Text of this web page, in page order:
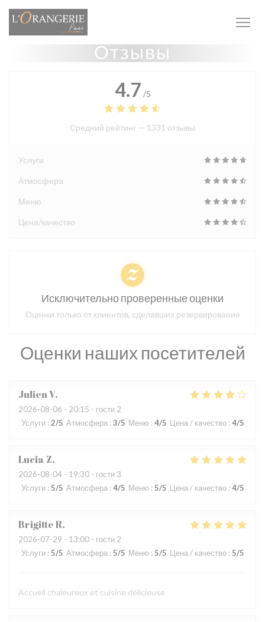
Панель управления cookies
Отзывы
Оценки наших посетителей
JulienV
2026-08-06 - 20:15 - гости 2
Услуги : 2/5 Атмосфера : 3/5 Меню : 4/5 Цена / качество : 4/5
Lucia Z
2026-08-04 - 19:30 - гости 3
Услуги : 5/5 Атмосфера : 4/5 Меню : 5/5 Цена / качество : 4/5
BrigitteR
2026-07-29 - 13:00 - гости 2
Услуги : 5/5 Атмосфера : 5/5 Меню : 5/5 Цена / качество : 5/5
Accueil chaleureux et cuisine délicieuse
4.7 /5
Средний рейтинг — 1331 отзывы
Услуги
Атмосфера
Меню
Цена/качество
Исключительно проверенные оценки
Оценки только от клиентов, сделавших резервирование